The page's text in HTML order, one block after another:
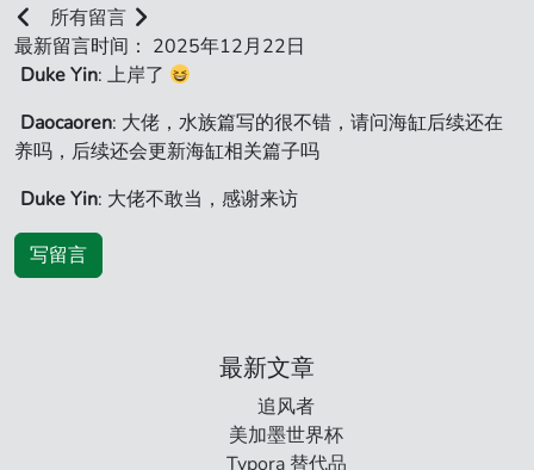
所有留言
最新留言时间： 2025年12月22日
Duke Yin: 上岸了
Daocaoren: 大佬，水族篇写的很不错，请问海缸后续还在
养吗，后续还会更新海缸相关篇子吗
Duke Yin: 大佬不敢当，感谢来访
写留言
最新文章
追风者
美加墨世界杯
Typora 替代品